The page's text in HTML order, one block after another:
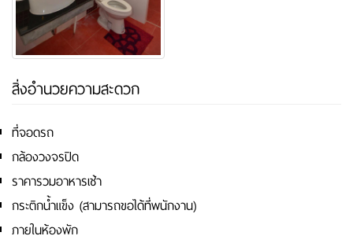
สิ่งอำนวยความสะดวก
ที่จอดรถ
กล้องวงจรปิด
ราคารวมอาหารเช้า
กระติกน้ำแข็ง (สามารถขอได้ที่พนักงาน)
ภายในห้องพัก